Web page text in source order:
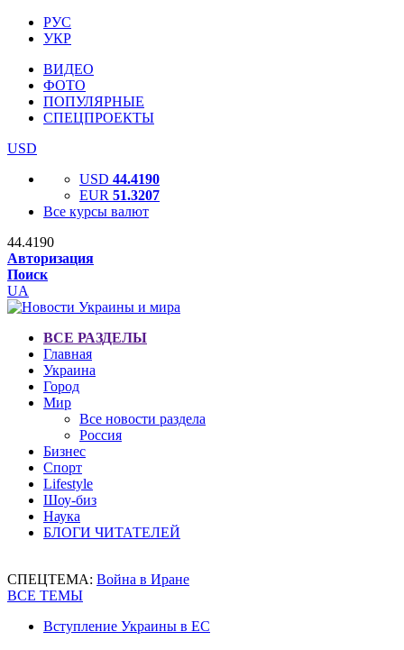
РУС
УКР
ВИДЕО
ФОТО
ПОПУЛЯРНЫЕ
СПЕЦПРОЕКТЫ
USD
USD 44.4190
EUR 51.3207
Все курсы валют
44.4190
Авторизация
Поиск
UA
ВСЕ РАЗДЕЛЫ
Главная
Украина
Город
Мир
Все новости раздела
Россия
Бизнес
Спорт
Lifestyle
Шоу-биз
Наука
БЛОГИ ЧИТАТЕЛЕЙ
СПЕЦТЕМА: Война в Иране
ВСЕ ТЕМЫ
Вступление Украины в ЕС